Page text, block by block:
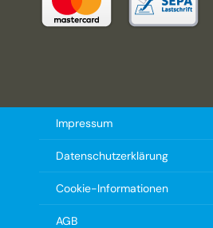
Impressum
Datenschutzerklärung
Cookie-Informationen
AGB